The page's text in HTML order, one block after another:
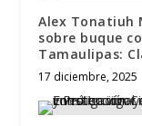
Alex Tonatiuh
sobre buque
Tamaulipas:
17 diciembre, 2025